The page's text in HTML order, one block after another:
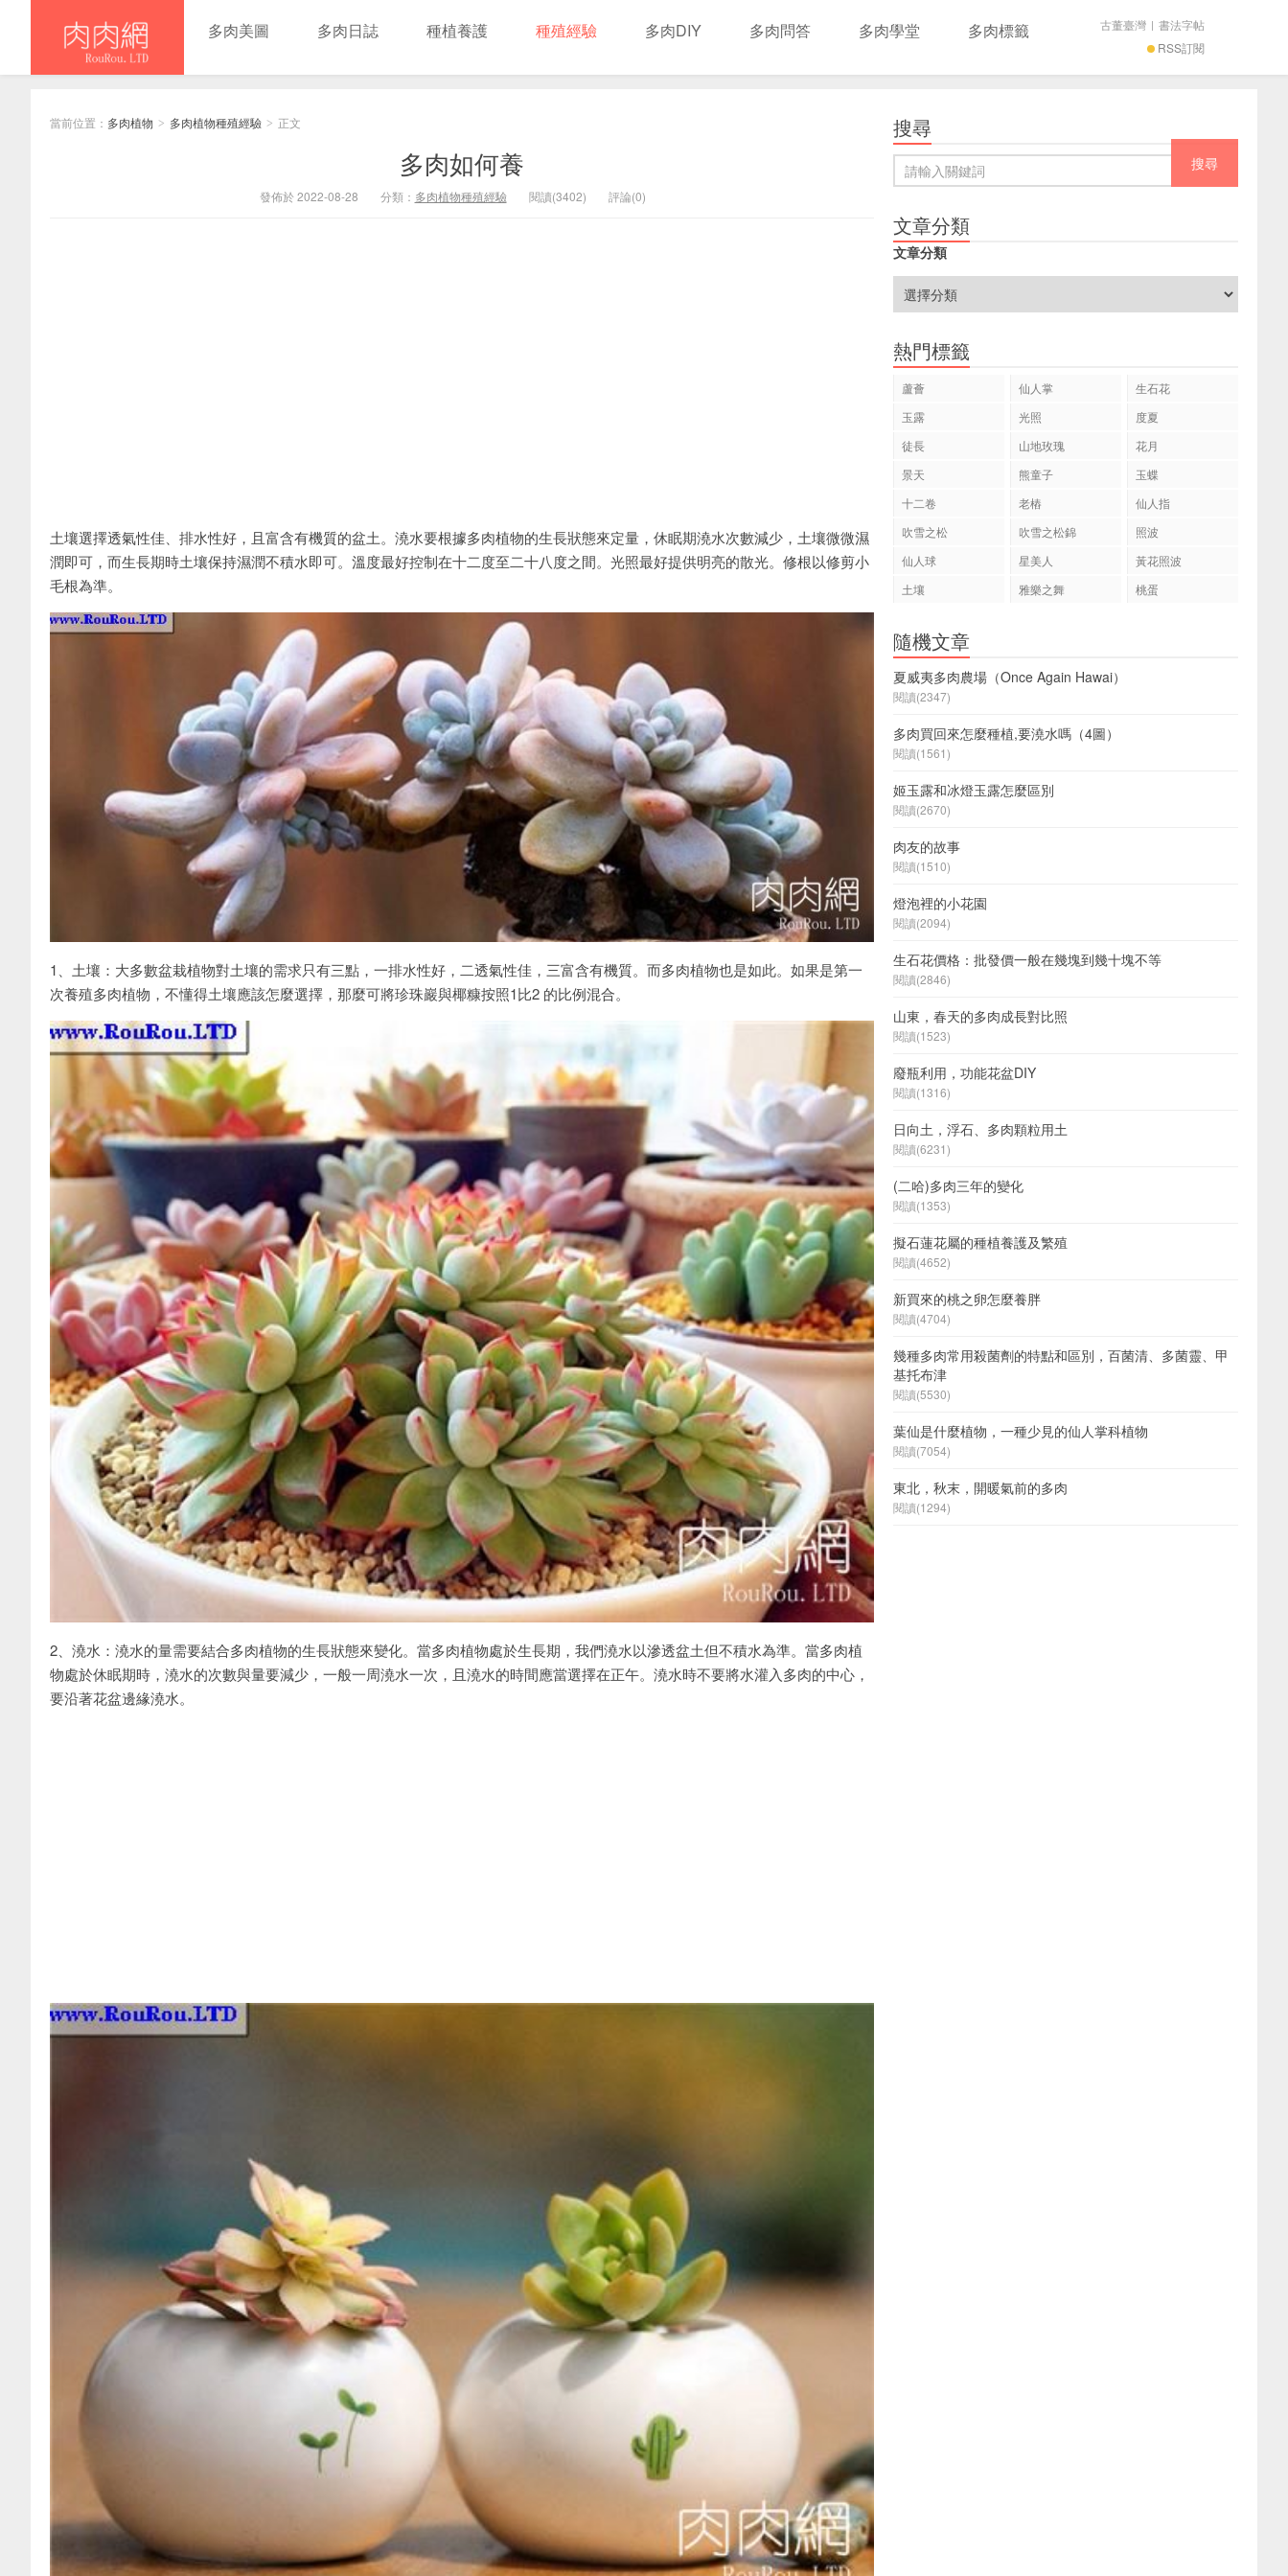
多肉美圖 多肉日誌 種植養護 種殖經驗 多肉DIY 多肉問答 多肉學堂 多肉標籤
RSS訂閱
古董臺灣 | 書法字帖
當前位置： 多肉植物 > 多肉植物種殖經驗 > 正文
多肉如何養
發佈於 2022-08-28 分類： 多肉植物種殖經驗 閱讀(3402) 評論(0)
土壤選擇透氣性佳、排水性好，且富含有機質的盆土。澆水要根據多肉植物的生長狀態來定量，休眠期澆水次數減少，土壤微微濕
潤即可，而生長期時土壤保持濕潤不積水即可。溫度最好控制在十二度至二十八度之間。光照最好提供明亮的散光。修根以修剪小
毛根為準。
1、土壤：大多數盆栽植物對土壤的需求只有三點，一排水性好，二透氣性佳，三富含有機質。而多肉植物也是如此。如果是第一
次養殖多肉植物，不懂得土壤應該怎麼選擇，那麼可將珍珠巖與椰糠按照1比2 的比例混合。
2、澆水：澆水的量需要結合多肉植物的生長狀態來變化。當多肉植物處於生長期，我們澆水以滲透盆土但不積水為準。當多肉植
物處於休眠期時，澆水的次數與量要減少，一般一周澆水一次，且澆水的時間應當選擇在正午。澆水時不要將水灌入多肉的中心，
要沿著花盆邊緣澆水。
搜尋
文章分類
文章分類
熱門標籤
蘆薈 仙人掌
生石花
玉露
光照
度夏
徒長
山地玫瑰
花月
景天
熊童子
玉蝶
十二卷
老樁
仙人指
吹雪之松
吹雪之松錦
照波
仙人球
星美人
黃花照波
土壤
雅樂之舞 桃蛋
隨機文章
夏威夷多肉農場（Once Again Hawai）
閱讀(2347)
多肉買回來怎麼種植,要澆水嗎（4圖）
閱讀(1561)
姬玉露和冰燈玉露怎麼區別
閱讀(2670)
肉友的故事
閱讀(1510)
燈泡裡的小花園
閱讀(2094)
生石花價格：批發價一般在幾塊到幾十塊不等
閱讀(2846)
山東，春天的多肉成長對比照
閱讀(1523)
廢瓶利用，功能花盆DIY
閱讀(1316)
日向土，浮石、多肉顆粒用土
閱讀(6231)
(二哈)多肉三年的變化
閱讀(1353)
擬石蓮花屬的種植養護及繁殖
閱讀(4652)
新買來的桃之卵怎麼養胖
閱讀(4704)
幾種多肉常用殺菌劑的特點和區別，百菌清、多菌靈、甲
基托布津
閱讀(5530)
葉仙是什麼植物，一種少見的仙人掌科植物
閱讀(7054)
東北，秋末，開暖氣前的多肉
閱讀(1294)